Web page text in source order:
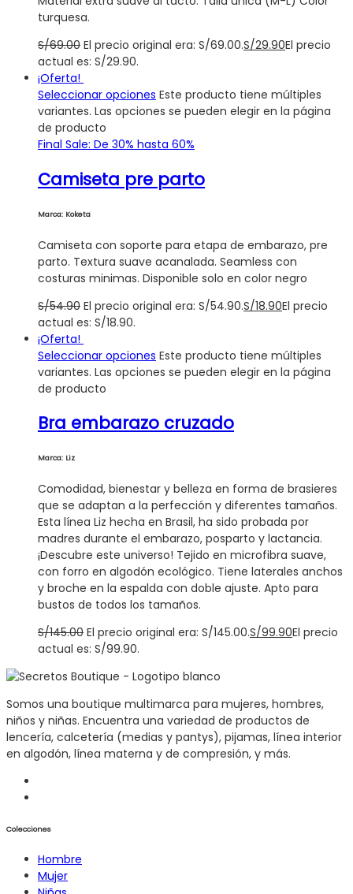
turquesa.
S/69.00 El precio original era: S/69.00.S/29.90El precio
actual es: S/29.90.
¡Oferta!
Seleccionar opciones Este producto tiene múltiples
variantes. Las opciones se pueden elegir en la página
de producto
Final Sale: De 30% hasta 60%
Camiseta pre parto
Marca: Koketa
Camiseta con soporte para etapa de embarazo, pre
parto. Textura suave acanalada. Seamless con
costuras minimas. Disponible solo en color negro
S/54.90 El precio original era: S/54.90.S/18.90El precio
actual es: S/18.90.
¡Oferta!
Seleccionar opciones Este producto tiene múltiples
variantes. Las opciones se pueden elegir en la página
de producto
Bra embarazo cruzado
Marca: Liz
Comodidad, bienestar y belleza en forma de brasieres
que se adaptan a la perfección y diferentes tamaños.
Esta línea Liz hecha en Brasil, ha sido probada por
madres durante el embarazo, posparto y lactancia.
¡Descubre este universo! Tejido en microfibra suave,
con forro en algodón ecológico. Tiene laterales anchos
y broche en la espalda con doble ajuste. Apto para
bustos de todos los tamaños.
S/145.00 El precio original era: S/145.00.S/99.90El precio
actual es: S/99.90.
Somos una boutique multimarca para mujeres, hombres,
niños y niñas. Encuentra una variedad de productos de
lencería, calcetería (medias y pantys), pijamas, línea interior
en algodón, línea materna y de compresión, y más.
Colecciones
Hombre
Mujer